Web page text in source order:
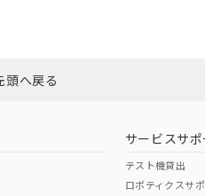
アメリカ
頭へ戻る
サービスサポ
テスト機貸出
ロボティクスサ